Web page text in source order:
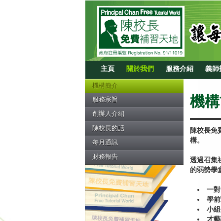
主頁 關於我們 服務介紹 義師
機構簡介
服務宗旨
創辦人介紹
陳校長的話
每月通訊
財務報告
機
陳校長免
構。 (
透過召集
的弱勢學
一
學
小
才